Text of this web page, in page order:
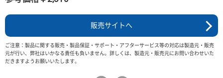
販売サイトへ
ご注意：製品に関する販売・製品保証・サポート・アフターサービス等の対応は製造元・販売
元が行い、弊社はいかなる責任も負いません。詳しくは、製造元・販売元にお問い合わせいた
だきますようお願いいたします。